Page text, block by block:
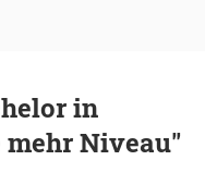
in
mehr Niveau"